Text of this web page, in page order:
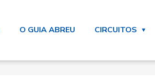
O GUIA ABREU CIRCUITOS